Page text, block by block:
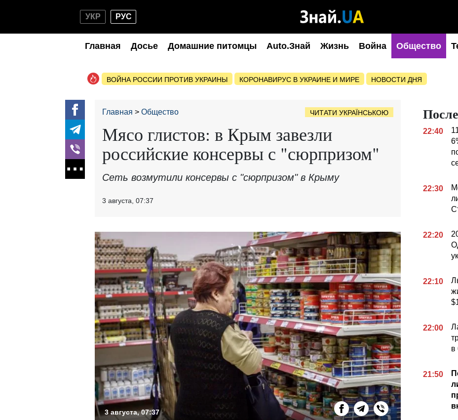
УКР РУС
Главная Досье Домашние питомцы Auto.Знай Жизнь Война Общество
ВОЙНА РОССИИ ПРОТИВ УКРАИНЫ КОРОНАВИРУС В УКРАИНЕ И МИРЕ НОВОСТИ ДНЯ
Главная Общество ЧИТАТИ УКРАЇНСЬКОЮ
Мясо глистов: в Крым завезли
российские консервы с "сюрпризом"
Сеть возмутили консервы с "сюрпризом" в Крыму
3 августа, 07:37
3 августа, 07:37
22:40
22:30
22:20
22:10
22:00
в
21:50